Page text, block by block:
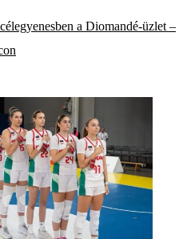
a Diomandé-üzlet –